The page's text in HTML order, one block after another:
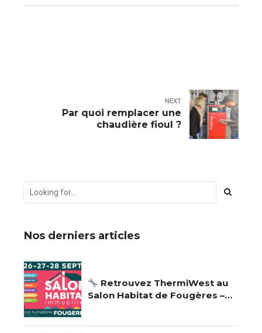
NEXT
Par quoi remplacer une
chaudière fioul ?
Nos derniers articles
Retrouvez ThermiWest au
Salon Habitat de Fougères –